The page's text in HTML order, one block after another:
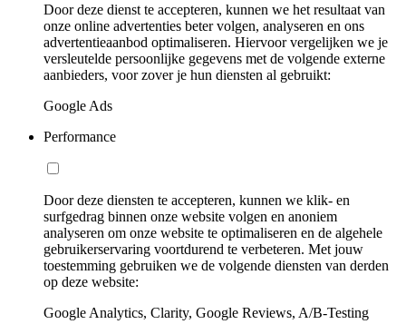
Door deze dienst te accepteren, kunnen we het resultaat van
onze online advertenties beter volgen, analyseren en ons
advertentieaanbod optimaliseren. Hiervoor vergelijken we je
versleutelde persoonlijke gegevens met de volgende externe
aanbieders, voor zover je hun diensten al gebruikt:
Google Ads
Performance
Door deze diensten te accepteren, kunnen we klik- en
surfgedrag binnen onze website volgen en anoniem
analyseren om onze website te optimaliseren en de algehele
gebruikerservaring voortdurend te verbeteren. Met jouw
toestemming gebruiken we de volgende diensten van derden
op deze website:
Google Analytics, Clarity, Google Reviews, A/B-Testing